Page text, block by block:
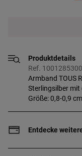
Produktdetails
Ref. 1001285300
Armband TOUS
Sterlingsilber mit
Größe: 0,8-0,9
Entdecke